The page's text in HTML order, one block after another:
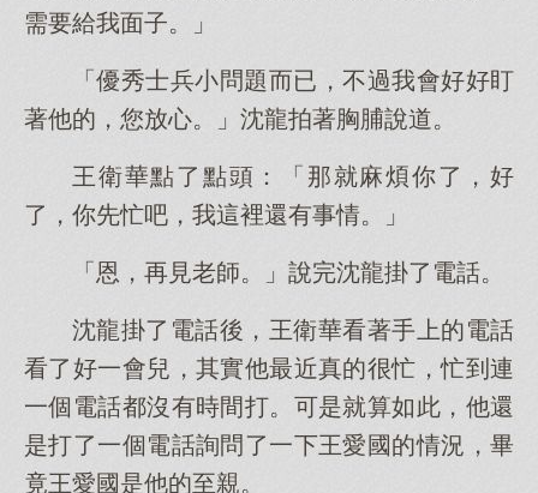
需要給我面子。」
「優秀士兵小問題而已，不過我會好好盯
著他的，您放心。」沈龍拍著胸脯說道。
王衛華點了點頭：「那就麻煩你了，好
了，你先忙吧，我這裡還有事情。」
「恩，再見老師。」說完沈龍掛了電話。
沈龍掛了電話後，王衛華看著手上的電話
看了好一會兒，其實他最近真的很忙，忙到連
一個電話都沒有時間打。可是就算如此，他還
是打了一個電話詢問了一下王愛國的情況，畢
竟王愛國是他的至親。